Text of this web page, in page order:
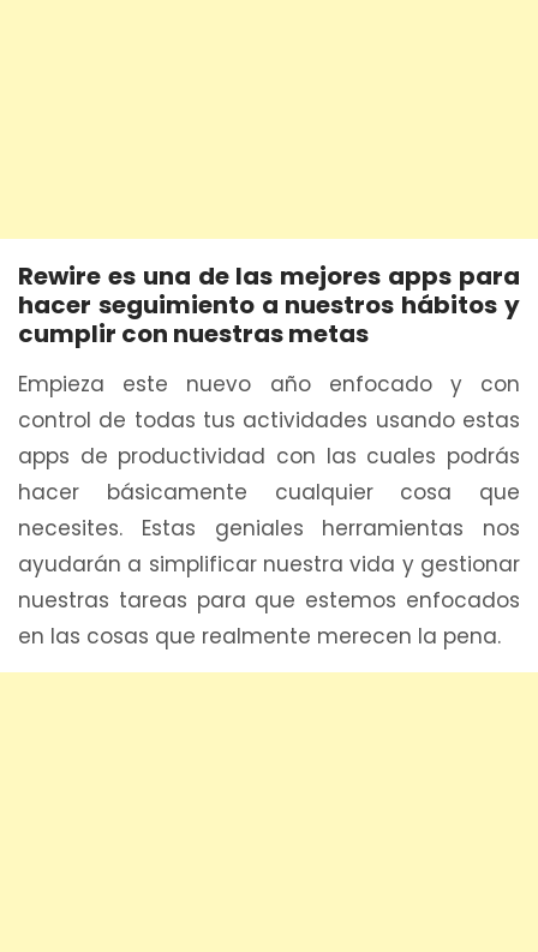
Rewire es una de las mejores apps para
hacer seguimiento a nuestros hábitos y
cumplir con nuestras metas
Empieza este nuevo año enfocado y con
control de todas tus actividades usando estas
apps de productividad con las cuales podrás
hacer básicamente cualquier cosa que
necesites. Estas geniales herramientas nos
ayudarán a simplificar nuestra vida y gestionar
nuestras tareas para que estemos enfocados
en las cosas que realmente merecen la pena.